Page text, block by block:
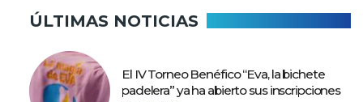
ÚLTIMAS NOTICIAS
El IV Torneo Benéfico “Eva, la bichete
padelera” ya ha abierto sus inscripciones